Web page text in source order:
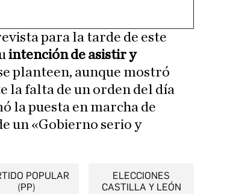
para la tarde de este
intención de asistir y
planteen, aunque mostró
la falta de un orden del día
la puesta en marcha de
un «Gobierno serio y
POPULAR
(PP)
ELECCIONES
CASTILLA Y LEÓN